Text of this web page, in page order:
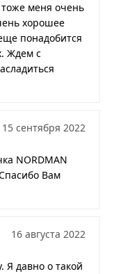
меня очень
хорошее
понадобится
Ждем с
15 сентября 2022
NORDMAN
Вам
16 августа 2022
Я давно о такой